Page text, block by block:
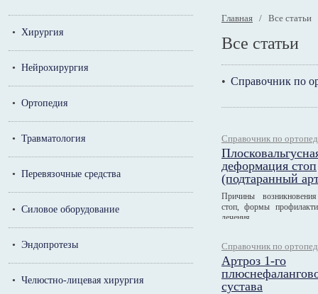
• Хирургия
• Нейрохирургия
• Ортопедия
• Травматология
• Перевязочные средства
• Силовое оборудование
• Эндопротезы
• Челюстно-лицевая хирургия
Главная / Все статьи
Все статьи
• Справочник по
Справочник по
деформация стоп
(подтаранный
Причины
стоп, формы
лечения
Справочник по
Артроз 1-го
сустава